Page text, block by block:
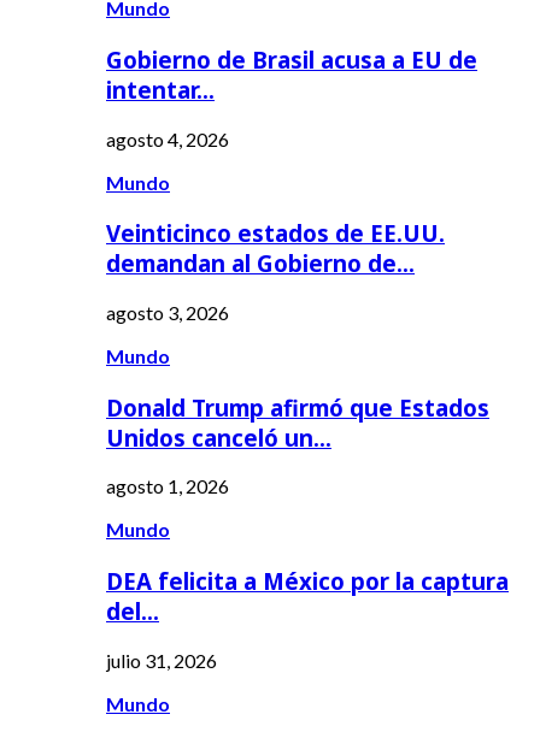
Mundo
Gobierno de Brasil acusa a EU de
intentar…
agosto 4, 2026
Mundo
Veinticinco estados de EE.UU.
demandan al Gobierno de…
agosto 3, 2026
Mundo
Donald Trump afirmó que Estados
Unidos canceló un…
agosto 1, 2026
Mundo
DEA felicita a México por la captura
del…
julio 31, 2026
Mundo